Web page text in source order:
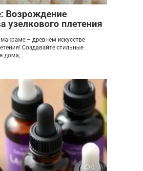
Возрождение
узелкового плетения
– древнем искусстве
Создавайте стильные
дома,
0